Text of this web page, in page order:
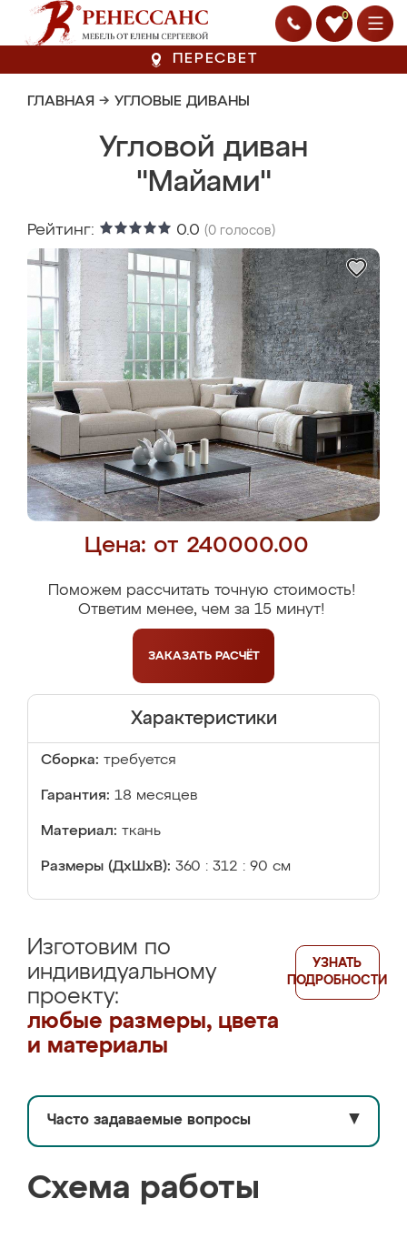
0
ПЕРЕСВЕТ
ГЛАВНАЯ → УГЛОВЫЕ ДИВАНЫ
Угловой диван
"Майами"
Рейтинг: 0.0 (0 голосов)
Цена: от 240000.00
Поможем рассчитать точную стоимость!
Ответим менее, чем за 15 минут!
ЗАКАЗАТЬ РАСЧЁТ
Характеристики
Сборка: требуется
Гарантия: 18 месяцев
Материал: ткань
Размеры (ДхШхВ): 360 : 312 : 90 см
Изготовим по
индивидуальному
проекту:
любые размеры, цвета
и материалы
УЗНАТЬ
ПОДРОБНОСТИ
Часто задаваемые вопросы ▼
Схема работы